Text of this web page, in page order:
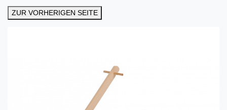
ZUR VORHERIGEN SEITE